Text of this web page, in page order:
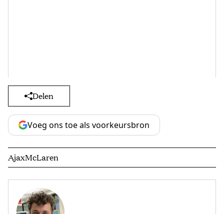
Delen
Voeg ons toe als voorkeursbron
AjaxMcLaren